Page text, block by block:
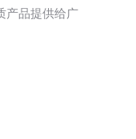
产品提供给广